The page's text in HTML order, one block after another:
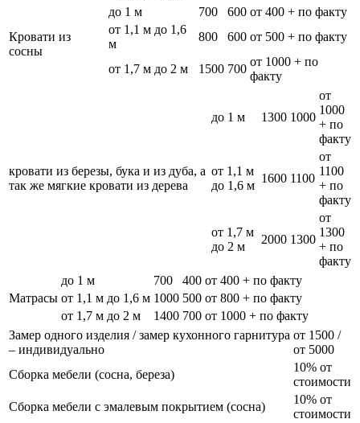
Кровати из
сосны
до 1 м 700 600 от 400 + по факту
от 1,1 м до 1,6
м
800 600 от 500 + по факту
от 1,7 м до 2 м 1500 700
от 1000 + по
факту
кровати из березы, бука и из дуба, а
так же мягкие кровати из дерева
до 1 м 1300 1000
от
1000
+ по
факту
от 1,1 м
до 1,6 м
1600 1100
от
1100
+ по
факту
от 1,7 м
до 2 м
2000 1300
от
1300
+ по
факту
Матрасы
до 1 м 700 400 от 400 + по факту
от 1,1 м до 1,6 м 1000 500 от 800 + по факту
от 1,7 м до 2 м
1400 700 от 1000 + по факту
Замер одного изделия / замер кухонного гарнитура
– индивидуально
от 1500 /
от 5000
Сборка мебели (сосна, береза)
10% от
стоимости
Сборка мебели с эмалевым покрытием (сосна)
10% от
стоимости